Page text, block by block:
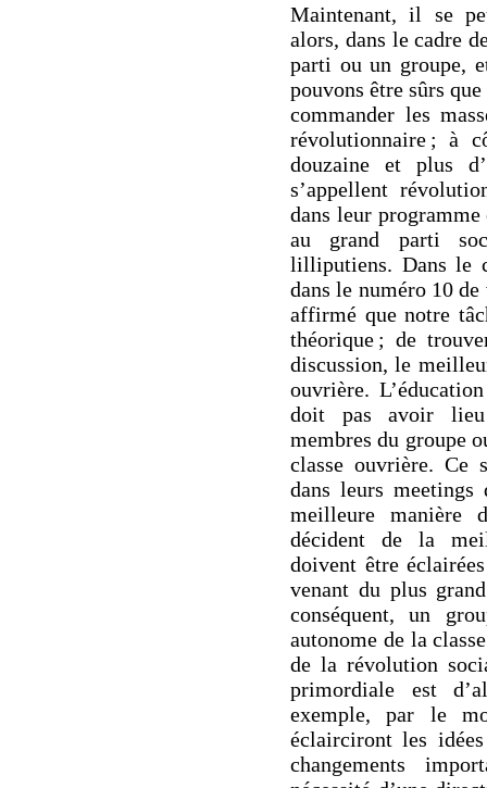
Maintenant, il se
alors, dans le cadre
parti ou un groupe,
pouvons être sûrs
commander les
révolutionnaire ; à
douzaine et plus
s’appellent
dans leur programme
au grand parti
lilliputiens. Dans le
dans le numéro 10
affirmé que notre
théorique ; de
discussion, le
ouvrière.
doit pas avoir lieu
membres du groupe
classe ouvrière. Ce
dans leurs meetings
meilleure manière
décident de la
doivent être
venant du plus
conséquent, un
autonome de la
de la révolution
primordiale est
exemple, par le
éclairciront les
changements